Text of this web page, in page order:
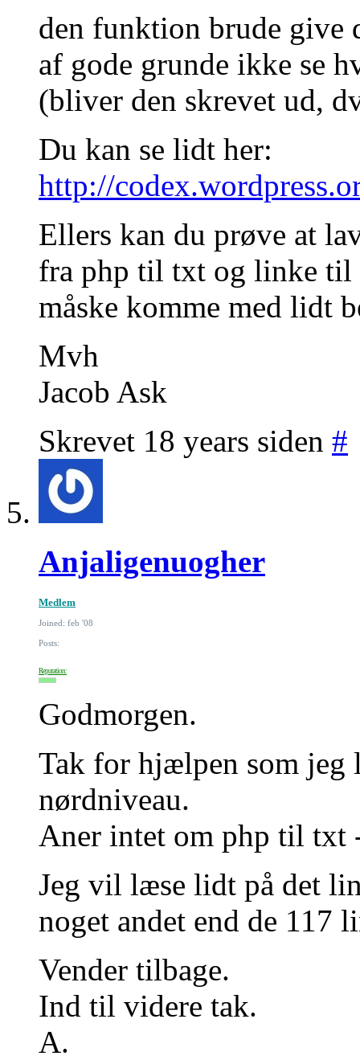
den funktion brude give
af gode grunde ikke se
(bliver den skrevet ud,
Du kan se lidt her:
http://
Ellers kan du prøve at
fra php til txt og linke til
måske komme med lidt
Mvh
Jacob Ask
Skrevet 18 years siden #
Anjaligenuogher
Medlem
Joined: feb '08
Posts:
Reputation:
Godmorgen.
Tak for hjælpen som
nørdniveau.
Aner intet om php til txt
Jeg vil læse lidt på det
noget andet end de 117
Vender tilbage.
Ind til videre tak.
A.